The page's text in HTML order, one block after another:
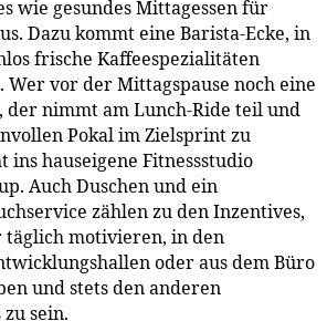
wie gesundes Mittagessen für
Dazu kommt eine Barista-Ecke, in
frische Kaffeespezialitäten
vor der Mittagspause noch eine
nimmt am Lunch-Ride teil und
Pokal im Zielsprint zu
hauseigene Fitnessstudio
Auch Duschen und ein
zählen zu den Inzentives,
motivieren, in den
oder aus dem Büro
und stets den anderen
sein.